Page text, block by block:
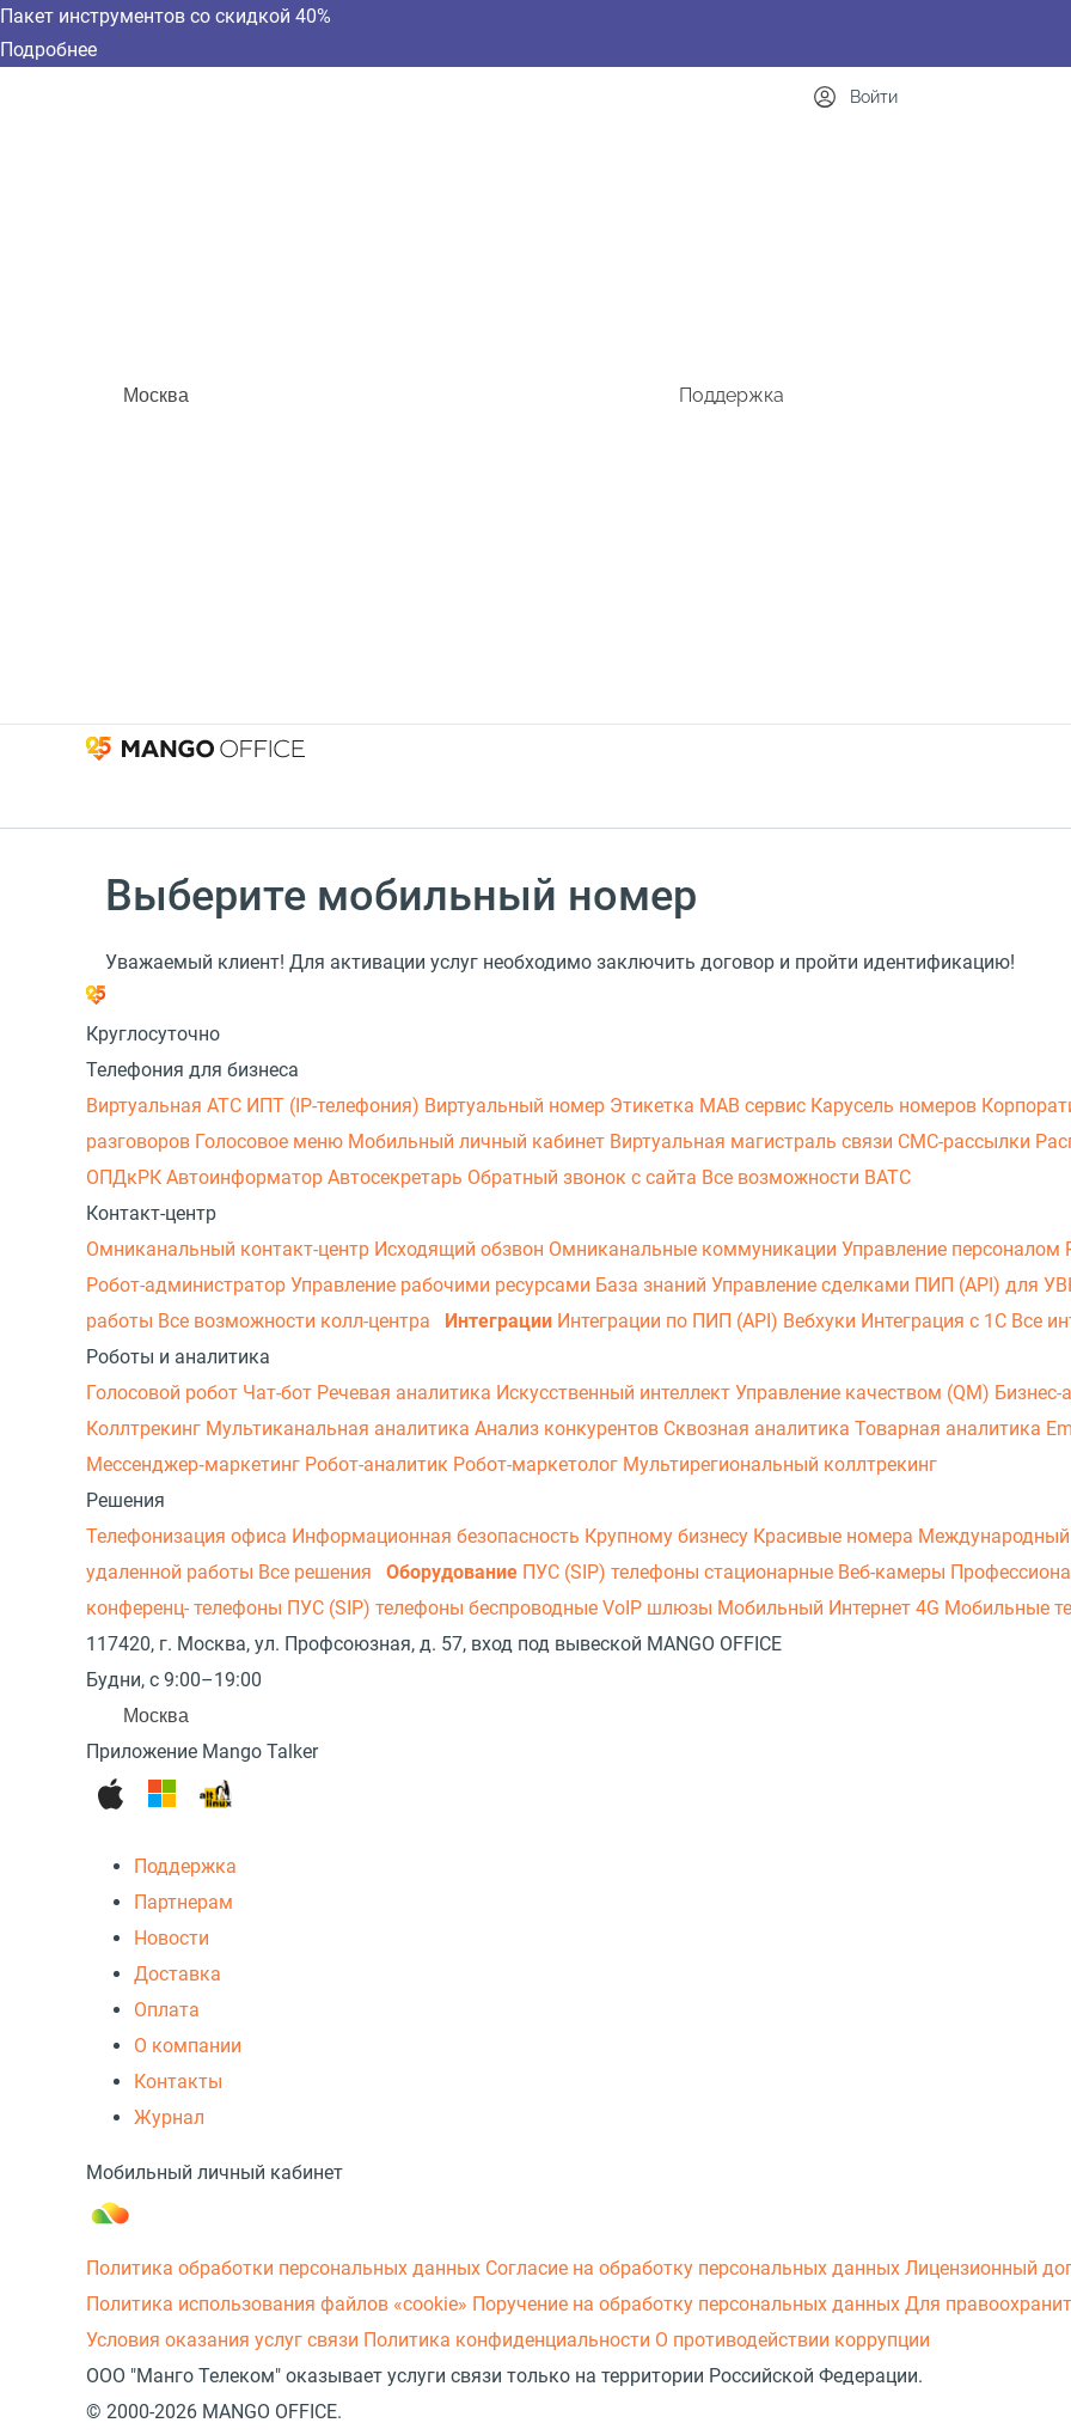
Пакет инструментов со скидкой 40%
Подробнее
Москва Поддержка
Войти
Выберите мобильный номер
Уважаемый клиент! Для активации услуг необходимо заключить договор и пройти идентификацию!
Круглосуточно
Телефония для бизнеса
Виртуальная АТС ИПТ (IP-телефония) Виртуальный номер Этикетка МАВ сервис Карусель номеров
разговоров Голосовое меню Мобильный личный кабинет Виртуальная магистраль связи СМС-рассылки
ОПДкРК Автоинформатор Автосекретарь Обратный звонок с сайта Все возможности ВАТС
Контакт-центр
Омниканальный контакт-центр Исходящий обзвон Омниканальные коммуникации Управление персоналом
Робот-администратор Управление рабочими ресурсами База знаний Управление сделками ПИП (API) для
работы Все возможности колл-центра Интеграции Интеграции по ПИП (API) Вебхуки Интеграция с 1С Все
Роботы и аналитика
Голосовой робот Чат-бот Речевая аналитика Искусственный интеллект Управление качеством (QM) Бизнес-
Коллтрекинг Мультиканальная аналитика Анализ конкурентов Сквозная аналитика Товарная аналитика
Мессенджер‑маркетинг Робот-аналитик Робот-маркетолог Мультирегиональный коллтрекинг
Решения
Телефонизация офиса Информационная безопасность Крупному бизнесу Красивые номера
удаленной работы Все решения Оборудование ПУС (SIP) телефоны стационарные Веб-камеры
конференц- телефоны ПУС (SIP) телефоны беспроводные VoIP шлюзы Мобильный Интернет 4G Мобильные
117420, г. Москва, ул. Профсоюзная, д. 57, вход под вывеской MANGO OFFICE
Будни, с 9:00–19:00
Москва
Приложение Mango Talker
Поддержка
Партнерам
Новости
Доставка
Оплата
О компании
Контакты
Журнал
Мобильный личный кабинет
Политика обработки персональных данных Согласие на обработку персональных данных Лицензионный
Политика использования файлов «cookie» Поручение на обработку персональных данных Для
Условия оказания услуг связи Политика конфиденциальности О противодействии коррупции
ООО "Манго Телеком" оказывает услуги связи только на территории Российской Федерации.
© 2000-2026 MANGO OFFICE.